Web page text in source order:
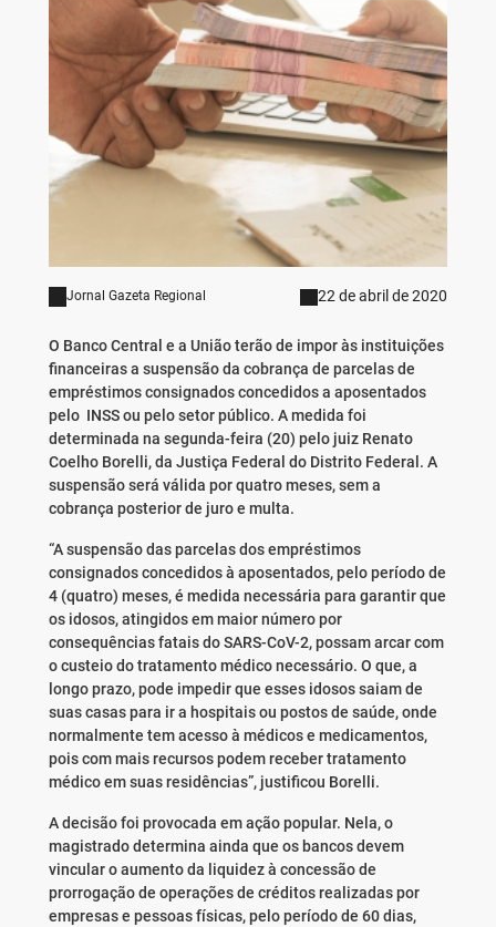
Jornal Gazeta Regional 22 de abril de 2020
O Banco Central e a União terão de impor às instituições
financeiras a suspensão da cobrança de parcelas de
empréstimos consignados concedidos a aposentados
pelo INSS ou pelo setor público. A medida foi
determinada na segunda-feira (20) pelo juiz Renato
Coelho Borelli, da Justiça Federal do Distrito Federal. A
suspensão será válida por quatro meses, sem a
cobrança posterior de juro e multa.
“A suspensão das parcelas dos empréstimos
consignados concedidos à aposentados, pelo período de
4 (quatro) meses, é medida necessária para garantir que
os idosos, atingidos em maior número por
consequências fatais do SARS-CoV-2, possam arcar com
o custeio do tratamento médico necessário. O que, a
longo prazo, pode impedir que esses idosos saiam de
suas casas para ir a hospitais ou postos de saúde, onde
normalmente tem acesso à médicos e medicamentos,
pois com mais recursos podem receber tratamento
médico em suas residências”, justificou Borelli.
A decisão foi provocada em ação popular. Nela, o
magistrado determina ainda que os bancos devem
vincular o aumento da liquidez à concessão de
prorrogação de operações de créditos realizadas por
empresas e pessoas físicas, pelo período de 60 dias,